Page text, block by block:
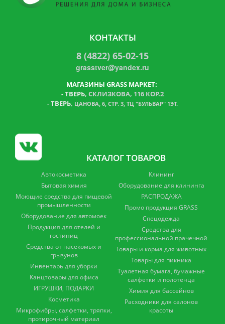
КОНТАКТЫ
8 (4822) 65-02-15
grasstver@yandex.ru
МАГАЗИНЫ GRASS МАРКЕТ:
-ТВЕРЬ, СКЛИЗКОВА, 116 КОР.2
- ТВЕРЬ, ЦАНОВА, 6, СТР. 3, ТЦ "БУЛЬВАР" 1ЭТ.
КАТАЛОГ ТОВАРОВ
Автокосметика
Бытовая химия
Моющие средства для пищевой
промышленности
Оборудование для автомоек
Продукция для отелей и
гостиниц
Средства от насекомых и
грызунов
Инвентарь для уборки
Канцтовары для офиса
ИГРУШКИ, ПОДАРКИ
Косметика
Микрофибры, салфетки, тряпки,
протирочный материал
Клининг
Оборудование для клининга
РАСПРОДАЖА
Промо продукция GRASS
Спецодежда
Средства для
профессиональной прачечной
Товары и корма для животных
Товары для пикника
Туалетная бумага, бумажные
салфетки и полотенца
Химия для бассейнов
Расходники для салонов
красоты